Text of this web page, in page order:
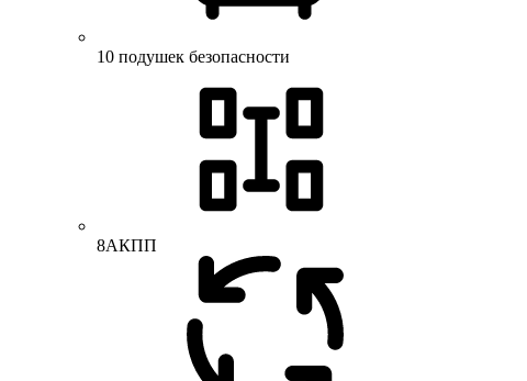
10 подушек безопасности
8АКПП